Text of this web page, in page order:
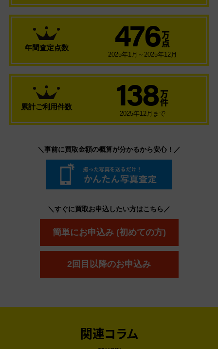
年間査定点数 476 万
点
2025年1月～2025年12月
累計ご利用件数 138 万
件
2025年12月まで
＼事前に買取金額の概算が分かるから安心！／
＼すぐに買取お申込したい方はこちら／
簡単にお申込み (初めての方)
2回目以降のお申込み
関連コラム